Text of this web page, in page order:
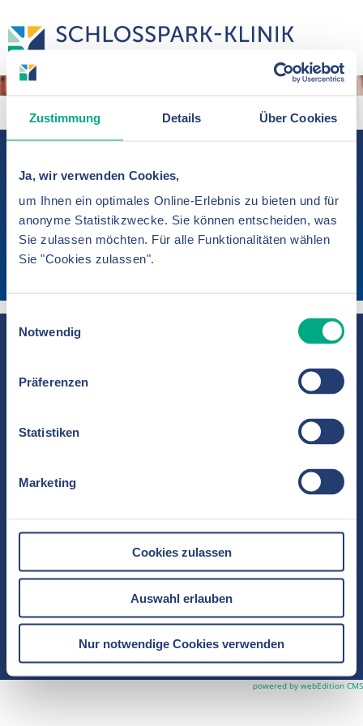
Zustimmung Details Über Cookies
Ja, wir verwenden Cookies,
um Ihnen ein optimales Online-Erlebnis zu bieten und für
anonyme Statistikzwecke. Sie können entscheiden, was
Sie zulassen möchten. Für alle Funktionalitäten wählen
Sie "Cookies zulassen".
Einwilligungsauswahl
Notwendig
Präferenzen
Statistiken
Marketing
Cookies zulassen
Auswahl erlauben
Nur notwendige Cookies verwenden
Für die medizinische Versorgung im
Westen Berlins
Ein Unternehmen der Verbundmarke
Akademisches Lehrkrankenhaus der Charité
Heubnerweg 2
Tel.+49 (0)30 3264-0
| Impressum
powered by webEdition CMS